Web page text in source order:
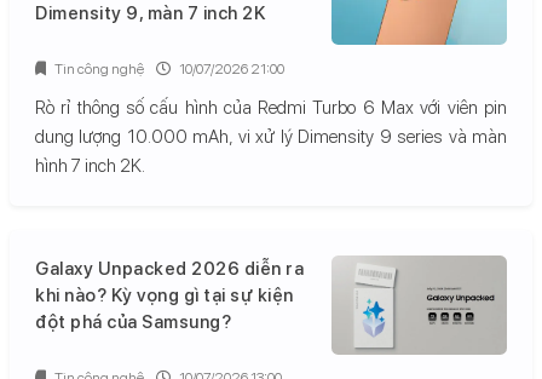
Dimensity 9, màn 7 inch 2K
Rò rỉ thông số cấu hình của Redmi Turbo 6 Max với viên pin
dung lượng 10.000 mAh, vi xử lý Dimensity 9 series và màn
hình 7 inch 2K.
Tin công nghệ 10/07/2026 21:00
Galaxy Unpacked 2026 diễn ra
khi nào? Kỳ vọng gì tại sự kiện
đột phá của Samsung?